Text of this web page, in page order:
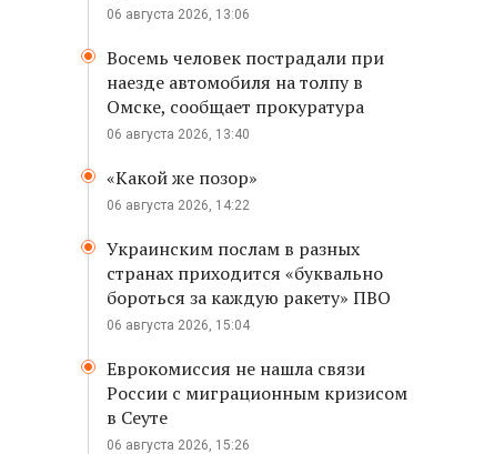
06 августа 2026, 13:06
Восемь человек пострадали при
наезде автомобиля на толпу в
Омске, сообщает прокуратура
06 августа 2026, 13:40
«Какой же позор»
06 августа 2026, 14:22
Украинским послам в разных
странах приходится «буквально
бороться за каждую ракету» ПВО
06 августа 2026, 15:04
Еврокомиссия не нашла связи
России с миграционным кризисом
в Сеуте
06 августа 2026, 15:26